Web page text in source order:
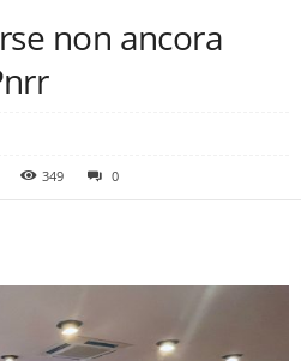
non ancora
349 0